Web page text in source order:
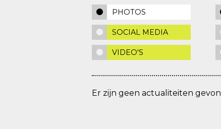
PHOTOS
SOCIAL MEDIA
VIDEO'S
Er zijn geen actualiteiten